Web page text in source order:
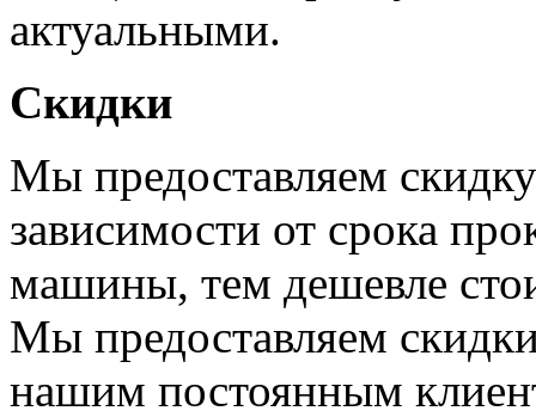
актуальными.
Скидки
Мы предоставляем
зависимости от срока
машины, тем дешевле
Мы предоставляем
нашим постоянным